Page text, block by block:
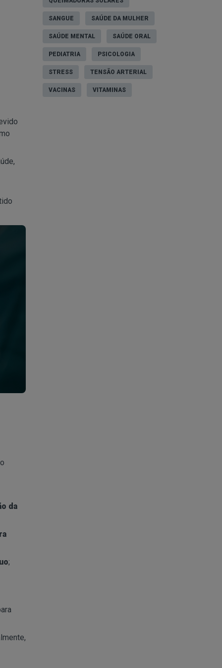
da
;
SANGUE SAÚDE DA MULHER
SAÚDE MENTAL SAÚDE ORAL
PEDIATRIA PSICOLOGIA
STRESS TENSÃO ARTERIAL
VACINAS VITAMINAS